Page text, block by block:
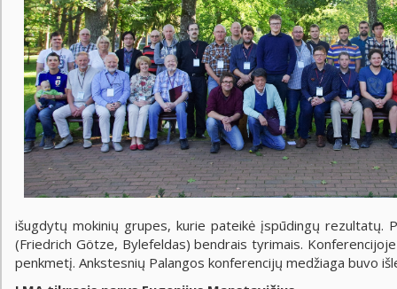
išugdytų mokinių grupes, kurie pateikė įspūdingų rezultatų.
(Friedrich Götze, Bylefeldas) bendrais tyrimais.
penkmetį. Ankstesnių Palangos konferencijų medžiaga buvo